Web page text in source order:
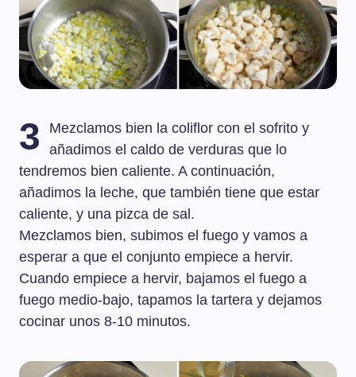
3
Mezclamos bien la coliflor con el sofrito y
añadimos el caldo de verduras que lo
tendremos bien caliente. A continuación,
añadimos la leche, que también tiene que estar
caliente, y una pizca de sal.
Mezclamos bien, subimos el fuego y vamos a
esperar a que el conjunto empiece a hervir.
Cuando empiece a hervir, bajamos el fuego a
fuego medio-bajo, tapamos la tartera y dejamos
cocinar unos 8-10 minutos.